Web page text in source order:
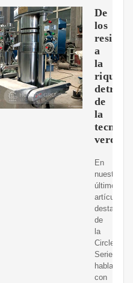
De
los
a
la
detrás
de
la
verde
En
nuestro
último
artículo
destacado
de
la
Circle
Series,
hablamos
con